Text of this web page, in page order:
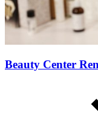
Beauty Center